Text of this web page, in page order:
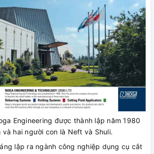
Engineering được thành lập năm 1980
và hai người con là Neft và Shuli.
lập ra ngành công nghiệp dụng cụ cắt